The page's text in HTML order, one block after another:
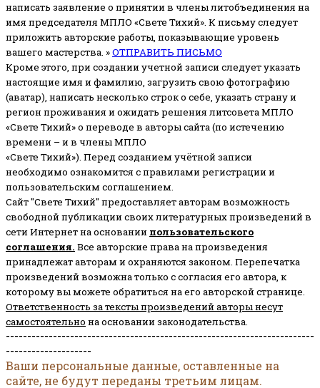
написать заявление о принятии в члены литобъединения на
имя председателя МПЛО «Свете Тихий». К письму следует
приложить авторские работы, показывающие уровень
вашего мастерства. »ОТПРАВИТЬ ПИСЬМО
Кроме этого, при создании учетной записи следует указать
настоящие имя и фамилию, загрузить свою фотографию
(аватар), написать несколько строк о себе, указать страну и
регион проживания и ожидать решения литсовета МПЛО
«Свете Тихий» о переводе в авторы сайта (по истечению
времени – и в члены МПЛО
«Свете Тихий»). Перед созданием учётной записи
необходимо ознакомится с правилами регистрации и
пользовательским соглашением.
Сайт "Свете Тихий" предоставляет авторам возможность
свободной публикации своих литературных произведений в
сети Интернет на основании пользовательского
соглашения. Все авторские права на произведения
принадлежат авторам и охраняются законом. Перепечатка
произведений возможна только с согласия его автора, к
которому вы можете обратиться на его авторской странице.
Ответственность за тексты произведений авторы несут
самостоятельно на основании законодательства.
------------------------------------------------------------------------
--------------------
Ваши персональные данные, оставленные на
сайте, не будут переданы третьим лицам.